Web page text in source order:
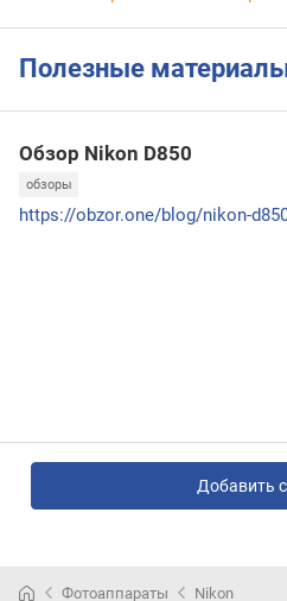
Полезные
Обзор Nikon D850
обзоры
https://obzor.one/blog/nikon-
Добавить
Фотоаппараты Nikon